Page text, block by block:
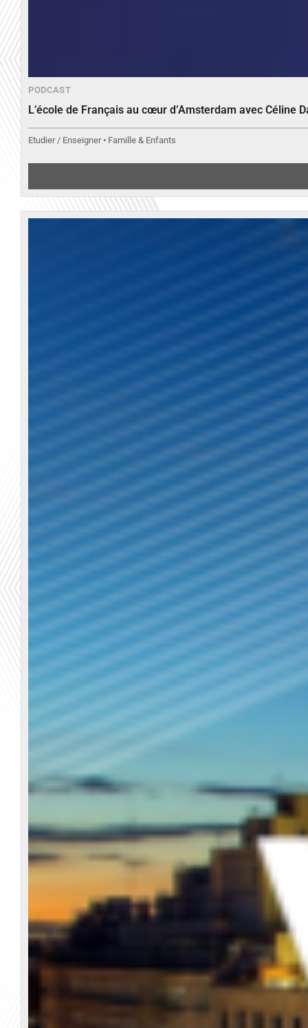
PODCAST
L’école de Français au cœur d’Amsterdam avec Céline
Etudier / Enseigner • Famille & Enfants